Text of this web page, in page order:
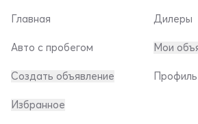
Главная
Авто с пробегом
Создать объявление
Дилеры
Мои
Профиль
Избранное